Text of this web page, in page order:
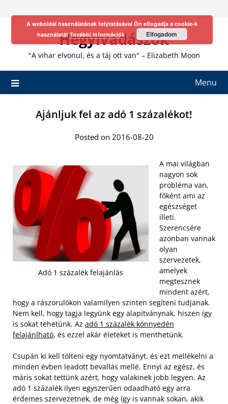
Hegyivadászok
"A vihar elvonul, és a táj ott van" – Elizabeth Moon
Menu
Ajánljuk fel az adó 1 százalékot!
Posted on 2016-08-20
Adó 1 százalék felajánlás
A mai világban
nagyon sok
probléma van,
főként ami az
egészséget
illeti.
Szerencsére
azonban vannak
olyan
szervezetek,
amelyek
megtesznek
mindent azért,
hogy a rászorulókon valamilyen szinten segíteni tudjanak.
Nem kell, hogy tagja legyünk egy alapítványnak, hiszen így
is sokat tehetünk. Az adó 1 százalék könnyedén
felajánlható, és ezzel akár életeket is menthetünk.
Csupán ki kell tölteni egy nyomtatványt, és ezt mellékelni a
minden évben leadott bevallás mellé. Ennyi az egész, és
máris sokat tettünk azért, hogy valakinek jobb legyen. Az
adó 1 százalék ilyen egyszerűen odaadható egy arra
érdemes szervezetnek, de még így is vannak sokan, akik
A weboldal használatának folytatásával Ön elfogadja a cookie-k
használatátTovábbi információk Elfogadom